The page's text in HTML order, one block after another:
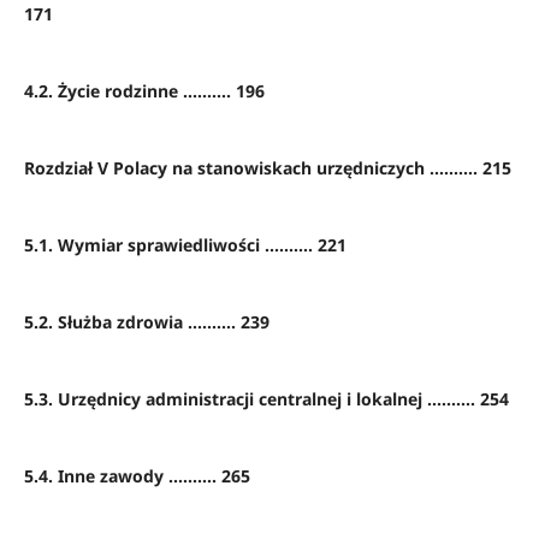
171
4.2. Życie rodzinne .......... 196
Rozdział V Polacy na stanowiskach urzędniczych .......... 215
5.1. Wymiar sprawiedliwości .......... 221
5.2. Służba zdrowia .......... 239
5.3. Urzędnicy administracji centralnej i lokalnej .......... 254
5.4. Inne zawody .......... 265